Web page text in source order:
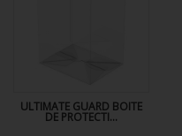
ULTIMATE GUARD BOITE
DE PROTECTI...